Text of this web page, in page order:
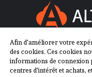
SUIVEZ-NOUS
Afin d'améliorer votre
des cookies. Ces cookies
informations de connexion
centres d'intérêt et achats,